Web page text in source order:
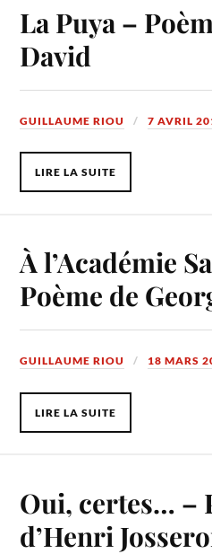
La Puya –
David
GUILLAUME RIOU 7 AVRIL
LIRE LA SUITE
À l’Académie
Poème de
GUILLAUME RIOU 18 MARS
LIRE LA SUITE
Oui, certes… –
d’Henri